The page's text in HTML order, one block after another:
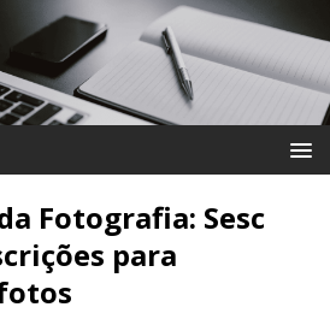
Fotografia: Sesc
para